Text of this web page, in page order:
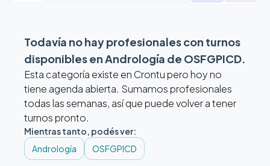
Todavía no hay profesionales con turnos
disponibles enAndrología de OSFGPICD.
Esta categoría existe en Crontu pero hoy no
tiene agenda abierta. Sumamos profesionales
todas las semanas, así que puede volver a tener
turnos pronto.
Mientras tanto, podés ver:
Andrología
OSFGPICD